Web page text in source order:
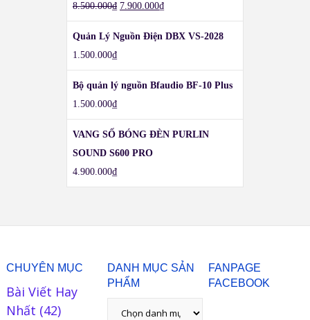
8.500.000₫ 7.900.000₫
Quản Lý Nguồn Điện DBX VS-2028
1.500.000₫
Bộ quản lý nguồn Bfaudio BF-10 Plus
1.500.000₫
VANG SỐ BÓNG ĐÈN PURLIN
SOUND S600 PRO
4.900.000₫
CHUYÊN MỤC
Bài Viết Hay
Nhất (42)
DANH MỤC SẢN
PHẨM
FANPAGE
FACEBOOK